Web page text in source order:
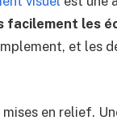
facilement les
et les
en relief.